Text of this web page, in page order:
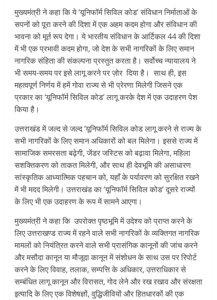
मुख्यमंत्री ने कहा कि ये ‘यूनिफॉर्म सिविल कोड’ संविधान निर्माताओं के
सपनों को पूरा करने की दिशा में एक अहम कदम होगा और संविधान की
भावना को मूर्त रूप देगा। ये भारतीय संविधान के आर्टिकल 44 की दिशा
में भी एक प्रभावी कदम होगा, जो देश के सभी नागरिकों के लिए समान
नागरिक संहिता की संकल्पना प्रस्तुत करता है। सर्वोच्च न्यायालय ने
भी समय-समय पर इसे लागू करने पर ज़ोर दिया है। साथ ही, इस
महत्वपूर्ण निर्णय में हमें गोवा राज्य से भी प्रेरणा मिलेगी जिसने एक
प्रकार का ‘यूनिफॉर्म सिविल कोड’ लागू करके देश में एक उदाहरण पेश
किया है।
उत्तराखंड में जल्द से जल्द ‘यूनिफॉर्म सिविल कोड लागू करने से राज्य के
सभी नागरिकों के लिए समान अधिकारों को बल मिलेगा। इससे राज्य में
सामाजिक समरसता बढ़ेगी, जेंडर जस्टिस को बढ़ावा मिलेगा, महिला
सशक्तिकरण को ताकत मिलेगी, और साथ ही देवभूमि की असाधारण
सांस्कृतिक आध्यात्मिक पहचान को, यहाँ के पर्यावरण को सुरक्षित रखने
में भी मदद मिलेगी। उत्तराखंड का ‘यूनिफॉर्म सिविल कोड’ दूसरे राज्यों
के लिए भी एक उदाहरण के रूप में सामने आएगा।
मुख्यमंत्री ने कहा कि उपरोक्त पृष्ठभूमि में उदेश्य को प्राप्त करने के
लिए उत्तराखण्ड राज्य में रहने वाले सभी नागरिकों के व्यक्तिगत नागरिक
मामलों को नियंत्रित करने वाले सभी प्रासंगिक कानूनों की जांच करने
और मसौदा कानून या मौजूदा कानून में संशोधन के साथ उस पर रिपोर्ट
करने के लिए विवाह, तलाक, सम्पत्ति के अधिकार, उत्तराधिकार से
सम्बंधित लागू कानून और विरासत, गोद लेने और रख रखाव और संरक्षता
इत्यादि के लिए एक विशेषज्ञों, वुद्धिजीवियों और हितधारकों की एक